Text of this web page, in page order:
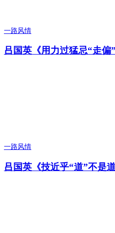
一路风情
吕国英《用力过猛忌“走偏
一路风情
吕国英《技近乎“道”不是